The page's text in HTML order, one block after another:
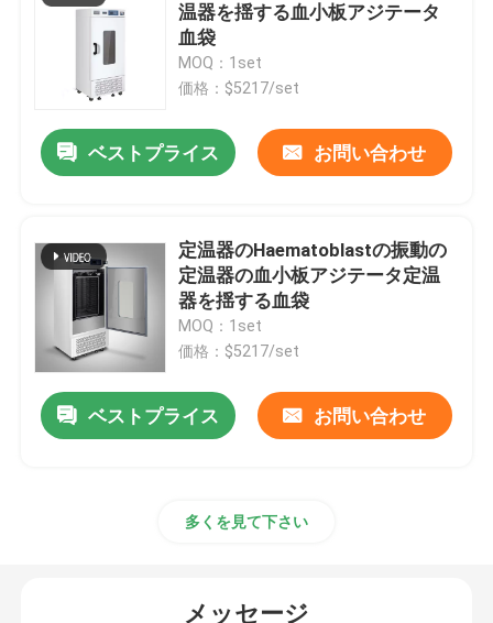
温器を揺する血小板アジテータ
血袋
MOQ：1set
価格：$5217/set
ベストプライス お問い合わせ
定温器のHaematoblastの振動の
定温器の血小板アジテータ定温
器を揺する血袋
MOQ：1set
価格：$5217/set
ベストプライス お問い合わせ
多くを見て下さい
メッセージ